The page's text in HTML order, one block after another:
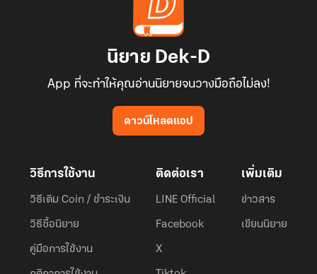
นิยาย Dek-D
App ที่จะทำให้คุณอ่านนิยายจนวางมือถือไม่ลง!
ดาวน์โหลดแอป
วิธีการใช้งาน
วิธีเติม Coin / ชำระเงิน
วิธีซื้อนิยาย
คู่มือการใช้งาน
ติดต่อเรา
LINE Official
Facebook
X
เพิ่มเติม
ข่าวสาร
เขียนนิยาย